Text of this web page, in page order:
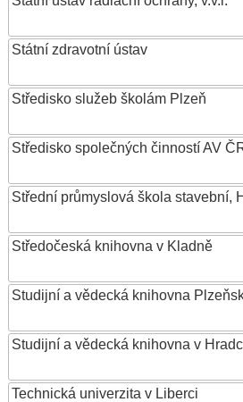
Státní zdravotní ústav
Středisko služeb školám Plzeň
Středisko společných činností AV
Střední průmyslová škola stavební,
Středočeská knihovna v Kladně
Studijní a vědecká knihovna
Studijní a vědecká knihovna v
Technická univerzita v Liberci